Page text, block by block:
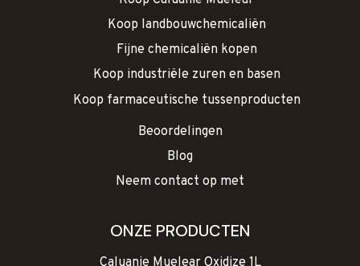
Koop landbouwchemicaliën
Fijne chemicaliën kopen
Koop industriële zuren en basen
Koop farmaceutische tussenproducten
Beoordelingen
Blog
Neem contact op met
ONZE PRODUCTEN